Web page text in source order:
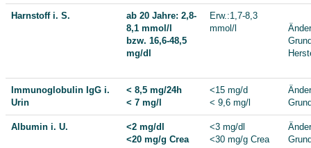
Harnstoff i. S.
ab 20 Jahre: 2,8-
8,1 mmol/l
bzw. 16,6-48,5
mg/dl
Erw.:1,7-8,3
mmol/l
Immunoglobulin IgG i.
Urin
< 8,5 mg/24h
< 7 mg/l
<15 mg/d
< 9,6 mg/l
Albumin i. U.
<2 mg/dl
<20 mg/g Crea
<3 mg/dl
<30 mg/g Crea